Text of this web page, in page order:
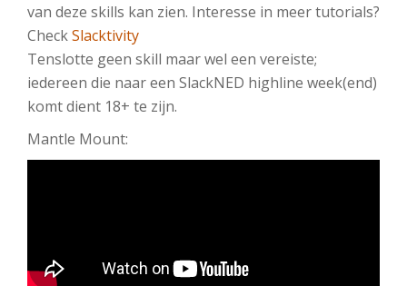
van deze skills kan zien. Interesse in meer tutorials?
CheckSlacktivity
Tenslotte geen skill maar wel een vereiste;
iedereen die naar een SlackNED highline week(end)
komt dient 18+ te zijn.
Mantle Mount: